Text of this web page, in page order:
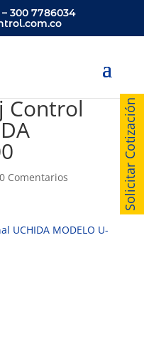
300 7786034
Control
0 Comentarios
UCHIDA MODELO U-
Solicitar Cotización